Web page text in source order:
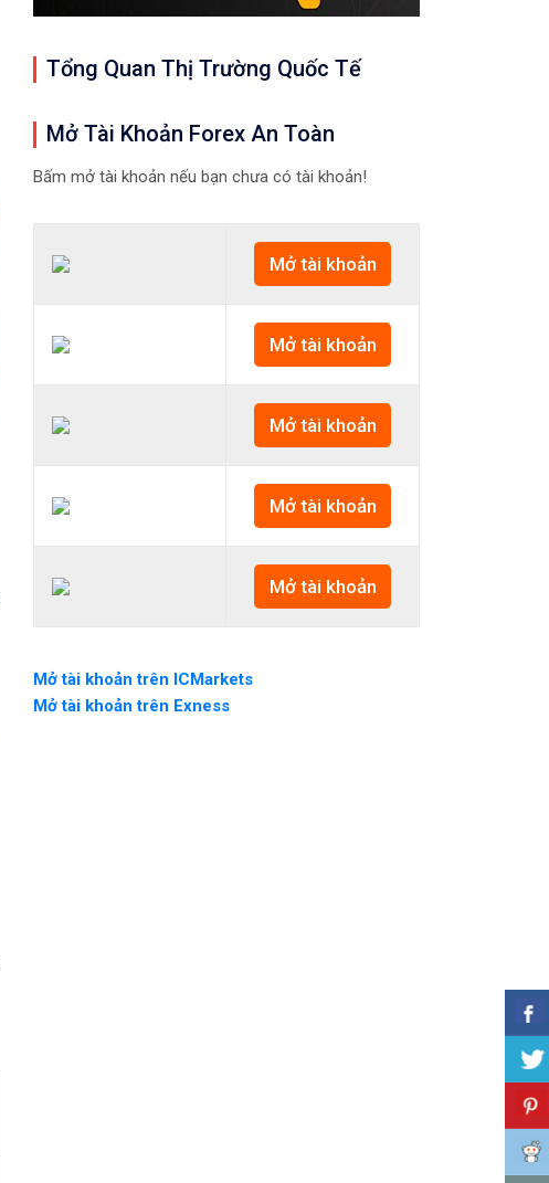
Tổng Quan Thị Trường Quốc Tế
Mở Tài Khoản Forex An Toàn
Bấm mở tài khoản nếu bạn chưa có tài khoản!
Mở tài khoản
Mở tài khoản
Mở tài khoản
Mở tài khoản
Mở tài khoản
Mở tài khoản trên ICMarkets
Mở tài khoản trên Exness